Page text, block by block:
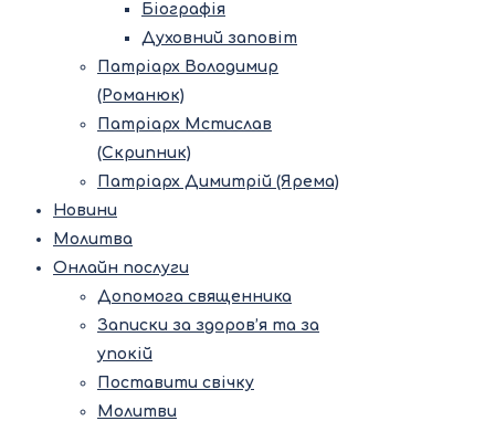
Біографія
Духовний заповіт
Патріарх Володимир
(Романюк)
Патріарх Мстислав
(Скрипник)
Патріарх Димитрій (Ярема)
Новини
Молитва
Онлайн послуги
Допомога священника
Записки за здоров’я та за
упокій
Поставити свічку
Молитви